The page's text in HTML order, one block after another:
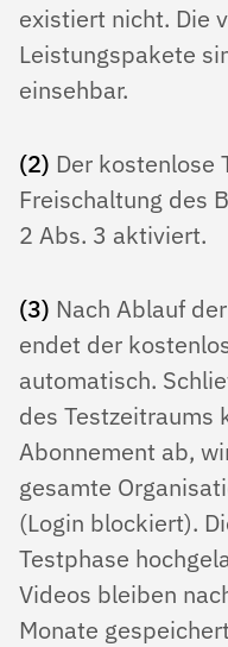
existiert nicht. Die
Leistungspakete
einsehbar.
(2) Der kostenlose
Freischaltung des
2 Abs. 3 aktiviert.
(3) Nach Ablauf
endet der
automatisch.
des Testzeitraums
Abonnement ab,
gesamte
(Login blockiert).
Testphase
Videos bleiben
Monate